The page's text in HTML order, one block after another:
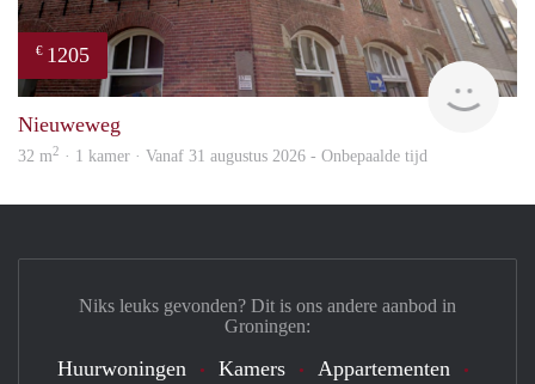
€ 1205
Nieuweweg
32 m2 · 1 kamer · Vanaf 31 augustus 2026 - Onbepaalde tijd
Niks leuks gevonden? Dit is ons andere aanbod in
Groningen:
Huurwoningen Kamers
Appartementen